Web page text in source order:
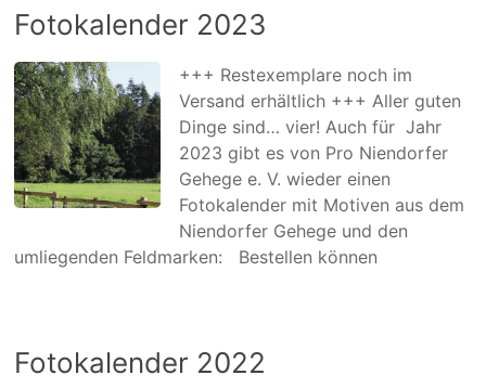
Fotokalender 2023
+++ Restexemplare noch im
Versand erhältlich +++ Aller guten
Dinge sind… vier! Auch für Jahr
2023 gibt es von Pro Niendorfer
Gehege e. V. wieder einen
Fotokalender mit Motiven aus dem
Niendorfer Gehege und den
umliegenden Feldmarken: Bestellen können
Fotokalender 2022